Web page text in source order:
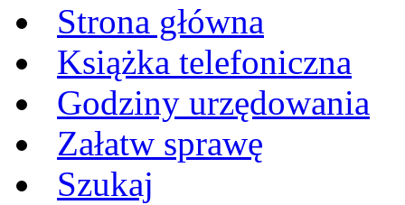
Strona główna
Książka telefoniczna
Godziny urzędowania
Załatw sprawę
Szukaj